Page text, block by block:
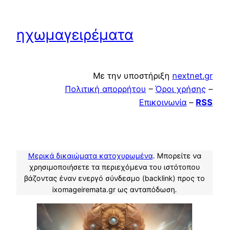
ηχωμαγειρέματα
Με την υποστήριξη nextnet.gr
Πολιτική απορρήτου – Όροι χρήσης –
Επικοινωνία – RSS
Μερικά δικαιώματα κατοχυρωμένα. Μπορείτε να
χρησιμοποιήσετε τα περιεχόμενα του ιστότοπου
βάζοντας έναν ενεργό σύνδεσμο (backlink) προς το
ixomageiremata.gr ως ανταπόδωση.